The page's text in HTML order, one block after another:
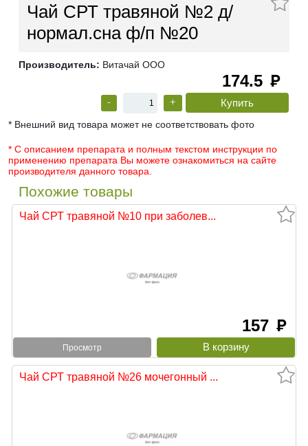
Чай СРТ травяной №2 д/
нормал.сна ф/п №20
Производитель: Витачай ООО
174.5 руб
- +
* Внешний вид товара может не соответствовать фото
* С описанием препарата и полным текстом инструкции по
применению препарата Вы можете ознакомиться на сайте
производителя данного товара.
Похожие товары
Чай СРТ травяной №10 при заболев...
157 руб
Просмотр
Чай СРТ травяной №26 мочегонный ...